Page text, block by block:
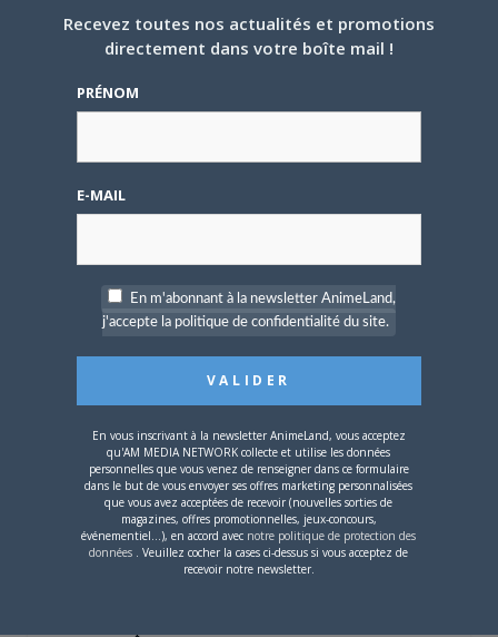
5 AOÛT 2026
Digimon en préparation
pour 2027
0
Recevez toutes nos actualités et promotions
directement dans votre boîte mail !
PRÉNOM
E-MAIL
En m'abonnant à la newsletter AnimeLand,
j'accepte la politique de confidentialité du site.
En vous inscrivant à la newsletter AnimeLand, vous acceptez
qu'AM MEDIA NETWORK collecte et utilise les données
personnelles que vous venez de renseigner dans ce formulaire
dans le but de vous envoyer ses offres marketing personnalisées
que vous avez acceptées de recevoir (nouvelles sorties de
magazines, offres promotionnelles, jeux-concours,
événementiel...), en accord avec notre politique de protection des
données . Veuillez cocher la cases ci-dessus si vous acceptez de
recevoir notre newsletter.